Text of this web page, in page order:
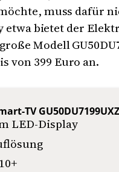
muss dafür
etwa bietet der
Modell
von 399 Euro an.
TV
LED-Display